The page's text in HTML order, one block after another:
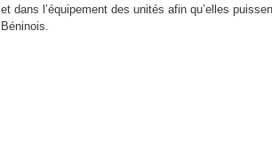
et dans l’équipement des unités afin qu’elles
Béninois.